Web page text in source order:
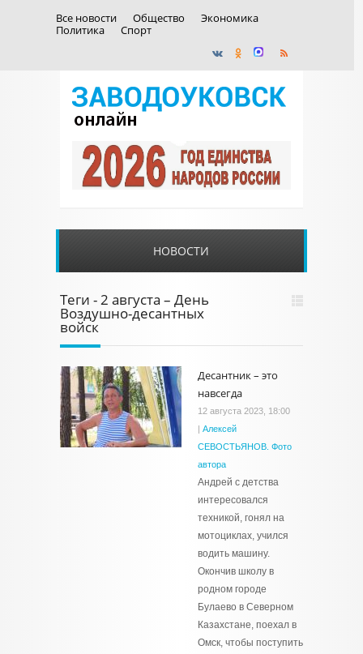
Все новости Общество
Экономика
Политика
Спорт
НОВОСТИ
Теги - 2 августа – День
Воздушно-десантных
войск
Десантник – это
навсегда
12 августа 2023, 18:00
| Алексей
СЕВОСТЬЯНОВ. Фото
автора
Андрей с детства
интересовался
техникой, гонял на
мотоциклах, учился
водить машину.
Окончив школу в
родном городе
Булаево в Северном
Казахстане, поехал в
Омск, чтобы поступить